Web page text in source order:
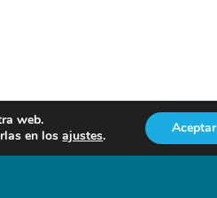
web.
en losajustes. Aceptar